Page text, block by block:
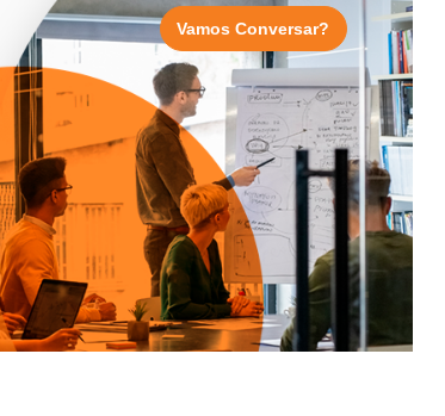
Vamos Conversar?